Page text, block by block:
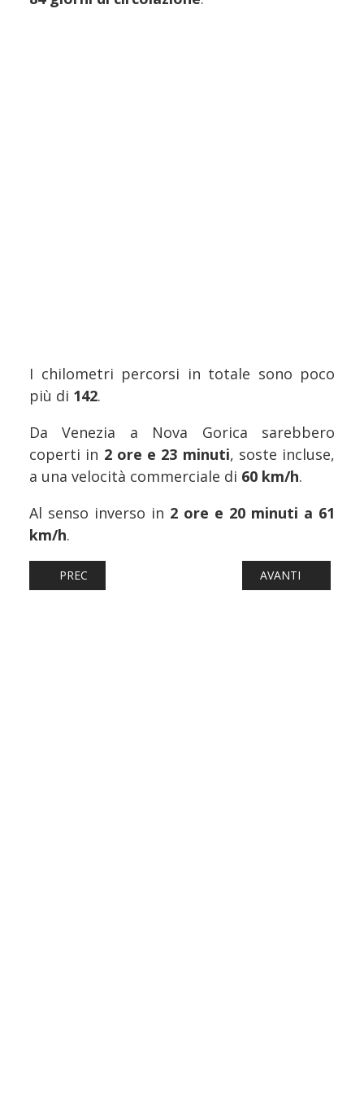
I chilometri percorsi in totale sono poco
più di 142.
Da Venezia a Nova Gorica sarebbero
coperti in 2 ore e 23 minuti, soste incluse,
a una velocità commerciale di 60 km/h.
Al senso inverso in 2 ore e 20 minuti a 61
km/h.
ARTICOLO PRECEDENTE: FERROVIE: SIENA, CONSIGLIO
PREC ARTICOLO
AVANTI